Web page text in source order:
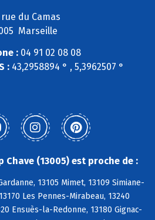
rue du Camas
Marseille
: 04 91 02 08 08
:43,2958894 ° , 5,3962507 °
(13005) est proche de :
13105 Mimet, 13109 Simiane-
Les Pennes-Mirabeau, 13240
Ensuès-la-Redonne, 13180 Gignac-